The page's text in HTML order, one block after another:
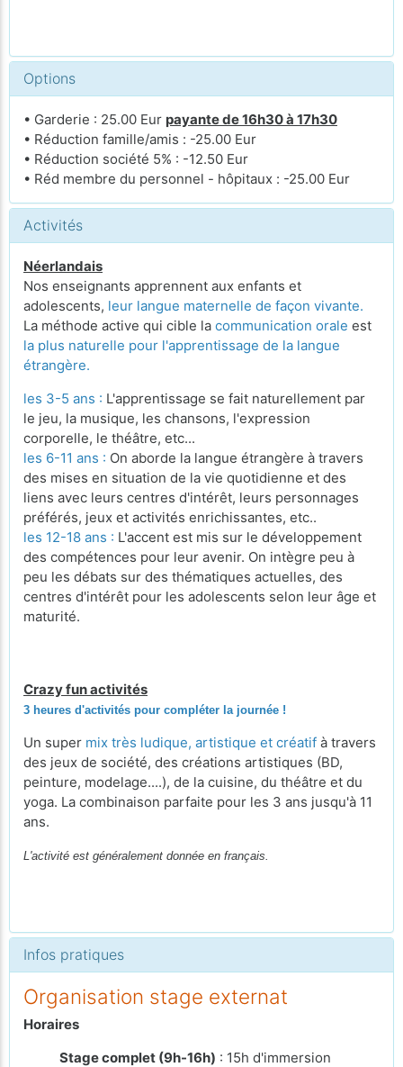
Options
• Garderie : 25.00 Eur payante de 16h30 à 17h30
• Réduction famille/amis : -25.00 Eur
• Réduction société 5% : -12.50 Eur
• Réd membre du personnel - hôpitaux : -25.00 Eur
Activités
Néerlandais
Nos enseignants apprennent aux enfants et
adolescents, leur langue maternelle de façon vivante.
La méthode active qui cible la communication orale est
la plus naturelle pour l'apprentissage de la langue
étrangère.
les 3-5 ans : L'apprentissage se fait naturellement par
le jeu, la musique, les chansons, l'expression
corporelle, le théâtre, etc...
les 6-11 ans : On aborde la langue étrangère à travers
des mises en situation de la vie quotidienne et des
liens avec leurs centres d'intérêt, leurs personnages
préférés, jeux et activités enrichissantes, etc..
les 12-18 ans : L'accent est mis sur le développement
des compétences pour leur avenir. On intègre peu à
peu les débats sur des thématiques actuelles, des
centres d'intérêt pour les adolescents selon leur âge et
maturité.
Crazy fun activités
3 heures d'activités pour compléter la journée !
Un super mix très ludique, artistique et créatif à travers
des jeux de société, des créations artistiques (BD,
peinture, modelage....), de la cuisine, du théâtre et du
yoga. La combinaison parfaite pour les 3 ans jusqu'à 11
ans.
L'activité est généralement donnée en français.
Infos pratiques
Organisation stage externat
Horaires
Stage complet (9h-16h) : 15h d'immersion